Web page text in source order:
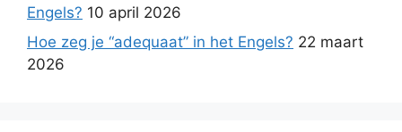
Engels? 10 april 2026
Hoe zeg je “adequaat” in het Engels? 22 maart
2026